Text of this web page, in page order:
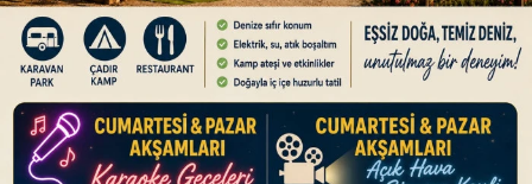
Yıllarca iş dünyasında aktif rol aldıktan sonra
emekliliğini Bodrum’da geçirmeye karar veren iş
insanı Mustafa Aycı, hayatının bu yeni dönemini
sadece dinlenerek değil, dünyaya umut taşıyan